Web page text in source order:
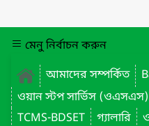
মেনু নির্বাচন করুন
আমাদের সম্পর্কিত
ওয়ান স্টপ সার্ভিস (ওএসএস)
TCMS-BDSET
গ্যালারি